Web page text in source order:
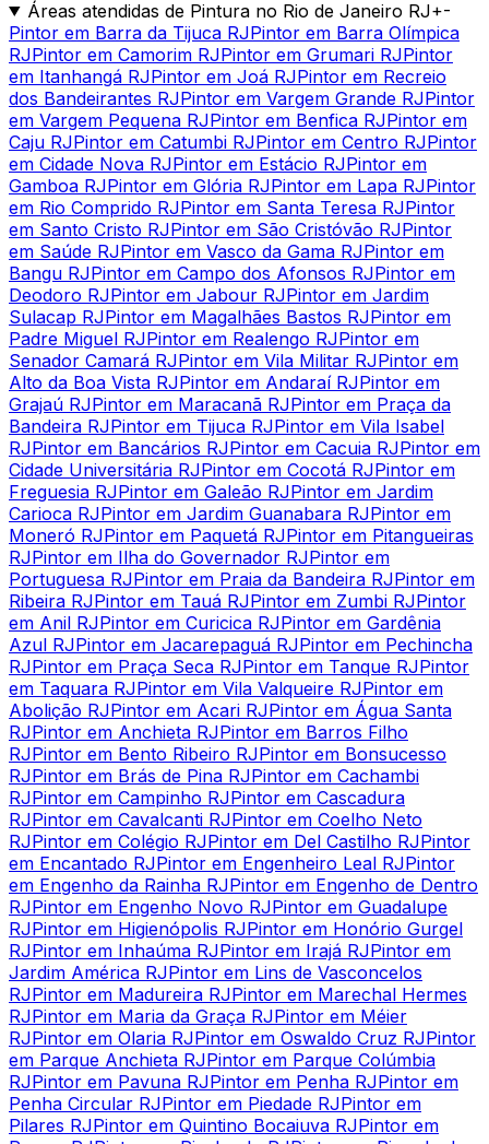
Áreas atendidas de Pintura no Rio de Janeiro RJ+-
Pintor em Barra da Tijuca RJPintor em Barra Olímpica
RJPintor em Camorim RJPintor em Grumari RJPintor
em Itanhangá RJPintor em Joá RJPintor em Recreio
dos Bandeirantes RJPintor em Vargem Grande RJPintor
em Vargem Pequena RJPintor em Benfica RJPintor em
Caju RJPintor em Catumbi RJPintor em Centro RJPintor
em Cidade Nova RJPintor em Estácio RJPintor em
Gamboa RJPintor em Glória RJPintor em Lapa RJPintor
em Rio Comprido RJPintor em Santa Teresa RJPintor
em Santo Cristo RJPintor em São Cristóvão RJPintor
em Saúde RJPintor em Vasco da Gama RJPintor em
Bangu RJPintor em Campo dos Afonsos RJPintor em
Deodoro RJPintor em Jabour RJPintor em Jardim
Sulacap RJPintor em Magalhães Bastos RJPintor em
Padre Miguel RJPintor em Realengo RJPintor em
Senador Camará RJPintor em Vila Militar RJPintor em
Alto da Boa Vista RJPintor em Andaraí RJPintor em
Grajaú RJPintor em Maracanã RJPintor em Praça da
Bandeira RJPintor em Tijuca RJPintor em Vila Isabel
RJPintor em Bancários RJPintor em Cacuia RJPintor em
Cidade Universitária RJPintor em Cocotá RJPintor em
Freguesia RJPintor em Galeão RJPintor em Jardim
Carioca RJPintor em Jardim Guanabara RJPintor em
Moneró RJPintor em Paquetá RJPintor em Pitangueiras
RJPintor em Ilha do Governador RJPintor em
Portuguesa RJPintor em Praia da Bandeira RJPintor em
Ribeira RJPintor em Tauá RJPintor em Zumbi RJPintor
em Anil RJPintor em Curicica RJPintor em Gardênia
Azul RJPintor em Jacarepaguá RJPintor em Pechincha
RJPintor em Praça Seca RJPintor em Tanque RJPintor
em Taquara RJPintor em Vila Valqueire RJPintor em
Abolição RJPintor em Acari RJPintor em Água Santa
RJPintor em Anchieta RJPintor em Barros Filho
RJPintor em Bento Ribeiro RJPintor em Bonsucesso
RJPintor em Brás de Pina RJPintor em Cachambi
RJPintor em Campinho RJPintor em Cascadura
RJPintor em Cavalcanti RJPintor em Coelho Neto
RJPintor em Colégio RJPintor em Del Castilho RJPintor
em Encantado RJPintor em Engenheiro Leal RJPintor
em Engenho da Rainha RJPintor em Engenho de Dentro
RJPintor em Engenho Novo RJPintor em Guadalupe
RJPintor em Higienópolis RJPintor em Honório Gurgel
RJPintor em Inhaúma RJPintor em Irajá RJPintor em
Jardim América RJPintor em Lins de Vasconcelos
RJPintor em Madureira RJPintor em Marechal Hermes
RJPintor em Maria da Graça RJPintor em Méier
RJPintor em Olaria RJPintor em Oswaldo Cruz RJPintor
em Parque Anchieta RJPintor em Parque Colúmbia
RJPintor em Pavuna RJPintor em Penha RJPintor em
Penha Circular RJPintor em Piedade RJPintor em
Pilares RJPintor em Quintino Bocaiuva RJPintor em